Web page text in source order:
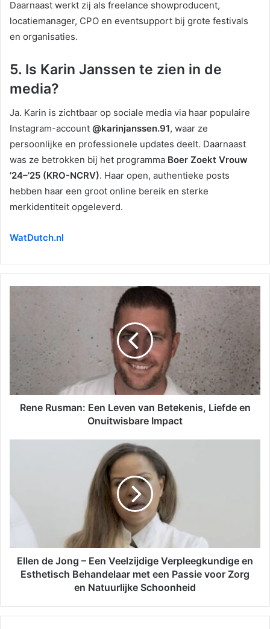
Daarnaast werkt zij als freelance showproducent,
locatiemanager, CPO en eventsupport bij grote festivals
en organisaties.
5. Is Karin Janssen te zien in de
media?
Ja. Karin is zichtbaar op sociale media via haar populaire
Instagram-account @karinjanssen.91, waar ze
persoonlijke en professionele updates deelt. Daarnaast
was ze betrokken bij het programma Boer Zoekt Vrouw
’24–’25 (KRO-NCRV). Haar open, authentieke posts
hebben haar een groot online bereik en sterke
merkidentiteit opgeleverd.
WatDutch.nl
Rene Rusman: Een Leven van Betekenis, Liefde en
Onuitwisbare Impact
Ellen de Jong – Een Veelzijdige Verpleegkundige en
Esthetisch Behandelaar met een Passie voor Zorg
en Natuurlijke Schoonheid